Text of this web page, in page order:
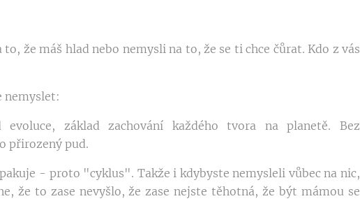
že máš hlad nebo nemysli na to, že se ti chce čůrat. Kdo z vás
nemyslet:
základ zachování každého tvora na planetě. Bez
přirozený pud.
- proto "cyklus". Takže i kdybyste nemysleli vůbec na nic,
že to zase nevyšlo, že zase nejste těhotná, že být mámou se